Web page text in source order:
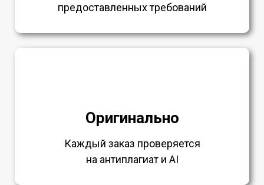
предоставленных требований
Оригинально
Каждый заказ проверяется
на антиплагиат и AI